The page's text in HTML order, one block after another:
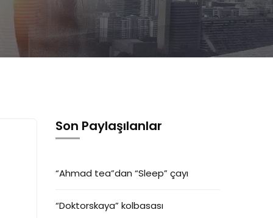
Son Paylaşılanlar
“Ahmad tea”dan “Sleep” çayı
“Doktorskaya” kolbasası